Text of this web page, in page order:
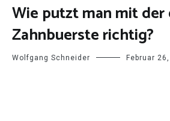
Wie putzt man mit
Zahnbuerste richtig?
Wolfgang Schneider Februar